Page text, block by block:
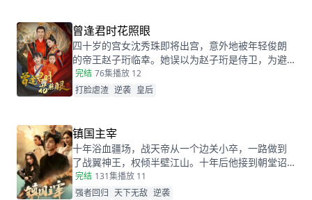
还让她闯进了莫柯的心里。事后，莫柯购买了姜十
七所在的公司，成了空降的老板，开始了自己的茫
茫追妻之旅……
曾逢君时花照眼
四十岁的宫女沈秀珠即将出宫，意外地被年轻俊朗
的帝王赵子珩临幸。她误以为赵子珩是侍卫，为避
免淫秽后宫的罪罚，惊恐之下选择了逃离。六年
后，沈秀珠携龙凤胎现身宫廷百子宴，却被亲族羞
后，狠狠打了那些人的脸！
完结 76集播放 12
打脸虐渣 逆袭 皇后
镇国主宰
十年浴血疆场，战天帝从一个边关小卒，一路做到
了战翼神王，权倾半壁江山。十年后他接到朝堂诏
书，回京述职，终于有机会让当年害自己母亲的仇
人为之付出代价
完结 131集播放 11
强者回归 天下无敌 逆袭